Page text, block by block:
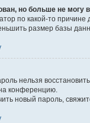
но больше не могу
по какой-то
размер базы
нельзя
конференцию.
новый пароль,